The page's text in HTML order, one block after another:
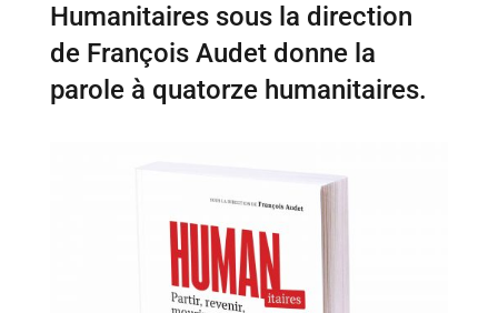
Humanitaires sous la direction
de François Audet donne la
parole à quatorze humanitaires.